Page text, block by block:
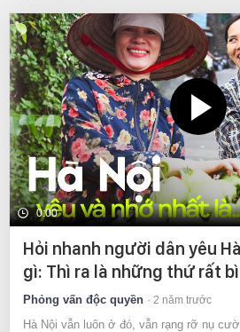
0:00
Hỏi nhanh người dân yêu
gì: Thì ra là những thứ rất
Phỏng vấn độc quyền 2 năm trước
Hà Nội vẫn luôn ở đó, vẫn rạng rỡ nụ